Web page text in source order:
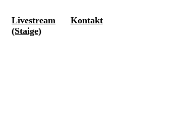
Livestream
(Staige)
Kontakt